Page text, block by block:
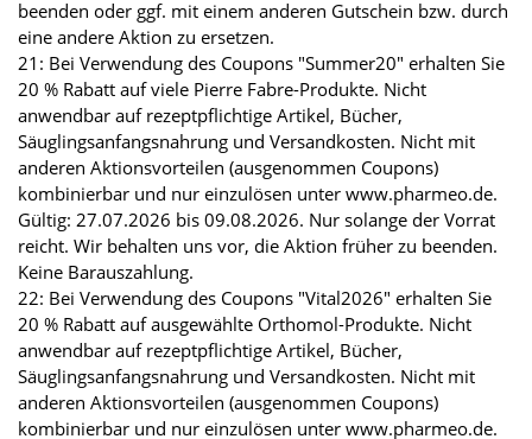
beenden oder ggf. mit einem anderen Gutschein bzw. durch
eine andere Aktion zu ersetzen.
21: Bei Verwendung des Coupons "Summer20" erhalten Sie
20 % Rabatt auf viele Pierre Fabre-Produkte. Nicht
anwendbar auf rezeptpflichtige Artikel, Bücher,
Säuglingsanfangsnahrung und Versandkosten. Nicht mit
anderen Aktionsvorteilen (ausgenommen Coupons)
kombinierbar und nur einzulösen unter www.pharmeo.de.
Gültig: 27.07.2026 bis 09.08.2026. Nur solange der Vorrat
reicht. Wir behalten uns vor, die Aktion früher zu beenden.
Keine Barauszahlung.
22: Bei Verwendung des Coupons "Vital2026" erhalten Sie
20 % Rabatt auf ausgewählte Orthomol-Produkte. Nicht
anwendbar auf rezeptpflichtige Artikel, Bücher,
Säuglingsanfangsnahrung und Versandkosten. Nicht mit
anderen Aktionsvorteilen (ausgenommen Coupons)
kombinierbar und nur einzulösen unter www.pharmeo.de.